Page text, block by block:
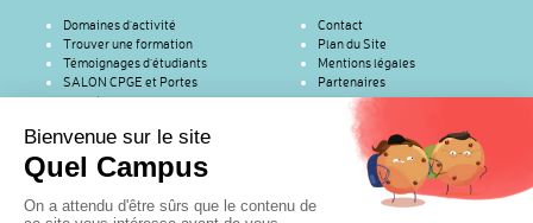
Domaines d’activité
Trouver une formation
Témoignages d’étudiants
SALON CPGE et Portes
ouvertes
Contact
Plan du Site
Mentions légales
Partenaires